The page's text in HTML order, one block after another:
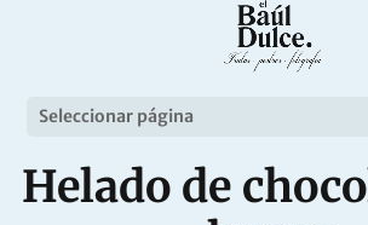
Seleccionar página
Helado de